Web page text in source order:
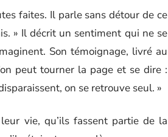
faites. Il parle sans détour de ce
» Il décrit un sentiment qui ne se
Son témoignage, livré au
peut tourner la page et se dire :
on se retrouve seul. »
vie, qu’ils fassent partie de la